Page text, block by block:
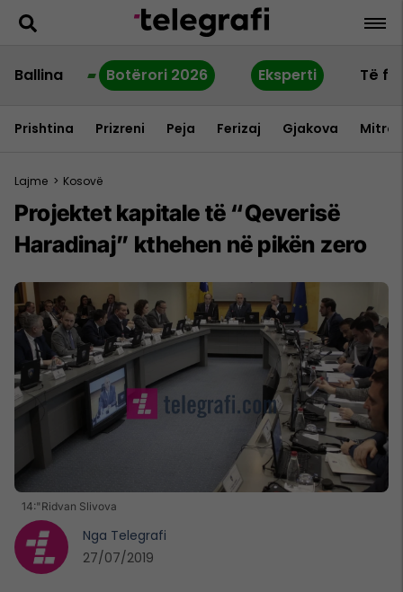
Ballina Botërori 2026 Eksperti Të
Prishtina Prizreni Peja Ferizaj Gjakova
Lajme > Kosovë
Projektet kapitale të “Qeverisë
Haradinaj” kthehen në pikën zero
14:"Ridvan Slivova
Nga Telegrafi
27/07/2019